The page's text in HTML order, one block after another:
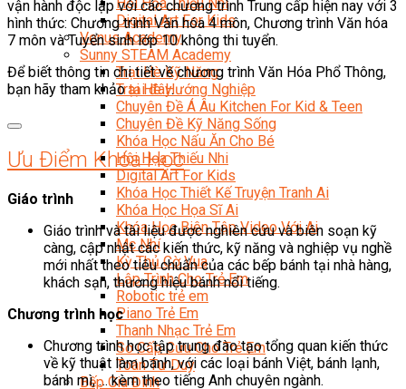
Digital Art For Kids
Venus Academy
Sunny STEAM Academy
Trại Hè Kỹ Năng
Trại Hè Hướng Nghiệp
Chuyên Đề Á Âu Kitchen For Kid & Teen
Chuyên Đề Kỹ Năng Sống
Khóa Học Nấu Ăn Cho Bé
Hội Họa Thiếu Nhi
Digital Art For Kids
Khóa Học Thiết Kế Truyện Tranh Ai
Khóa Học Họa Sĩ Ai
Khóa Học Biên Tập Video Với Ai
Mc Nhí
Kỳ Thủ Cờ Vua
Lập Trình Cho Trẻ Em
Robotic trẻ em
Piano Trẻ Em
Thanh Nhạc Trẻ Em
Sơ Cấp Cứu Cho Trẻ Em
Toán Tư Duy
Bếp Gia Đình
vận hành độc lập với các chương trình Trung cấp hiện nay với 3
hình thức: Chương trình Văn hóa 4 môn, Chương trình Văn hóa
7 môn và Tuyển sinh lớp 10 không thi tuyển.
Để biết thông tin chi tiết về chương trình Văn Hóa Phổ Thông,
bạn hãy tham khảotại đây.
Ưu Điểm Khóa Học
Giáo trình
Giáo trình và tài liệu được nghiên cứu và biên soạn kỹ
càng, cập nhật các kiến thức, kỹ năng và nghiệp vụ nghề
mới nhất theo tiêu chuẩn của các bếp bánh tại nhà hàng,
khách sạn, thương hiệu bánh nổi tiếng.
Chương trình học
Chương trình học tập trung đào tạo tổng quan kiến thức
về kỹ thuật làm bánh, với các loại bánh Việt, bánh lạnh,
bánh mì, … kèm theo tiếng Anh chuyên ngành.